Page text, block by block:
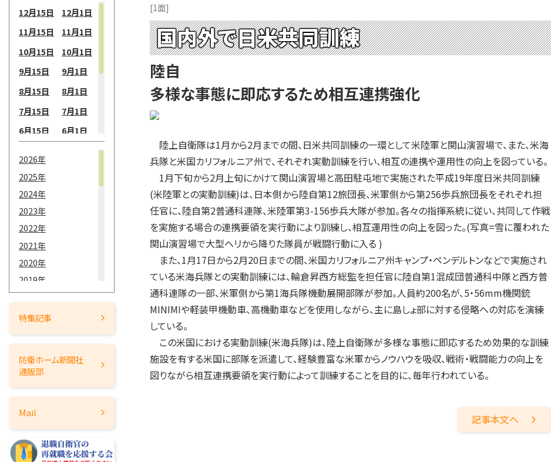
12月15日
12月1日
11月15日
11月1日
10月15日
10月1日
9月15日
9月1日
8月15日
8月1日
7月15日
7月1日
6月15日
6月1日
3月15日
2月15日
1月15日
2026年
2025年
2024年
2023年
2022年
2021年
2020年
2019年
2018年
2017年
2014年
2012年
2011年
2009年
特集記事
防衛ホーム新聞社
通販部
Mail
[1面]
国内外で日米共同訓練
陸自
多様な事態に即応するため相互連携強化
陸上自衛隊は1月から2月までの間、日米共同訓練の一環として米陸軍と関山演習場で、また、米海
兵隊と米国カリフォルニア州で、それぞれ実動訓練を行い、相互の連携や運用性の向上を図っている。
1月下旬から2月上旬にかけて関山演習場と高田駐屯地で実施された平成19年度日米共同訓練
(米陸軍との実動訓練)は、日本側から陸自第12旅団長、米軍側から第256歩兵旅団長をそれぞれ担
任官に、陸自第2普通科連隊、米陸軍第3-156歩兵大隊が参加。各々の指揮系統に従い、共同して作戦
を実施する場合の連携要領を実行動により訓練し、相互運用性の向上を図った。(写真=雪に覆われた
関山演習場で大型ヘリから降りた隊員が戦闘行動に入る )
また、1月17日から2月20日までの間、米国カリフォルニア州キャンプ・ペンデルトンなどで実施され
ている米海兵隊との実動訓練には、輪倉昇西方総監を担任官に陸自第1混成団普通科中隊と西方普
通科連隊の一部、米軍側から第1海兵隊機動展開部隊が参加。人員約200名が、5・56mm機関銃
MINIMIや軽装甲機動車、高機動車などを使用しながら、主に島しょ部に対する侵略への対応を演練
している。
この米国における実動訓練(米海兵隊)は、陸上自衛隊が多様な事態に即応するため効果的な訓練
施設を有する米国に部隊を派遣して、経験豊富な米軍からノウハウを吸収、戦術・戦闘能力の向上を
図りながら相互連携要領を実行動によって訓練することを目的に、毎年行われている。
記事本文へ